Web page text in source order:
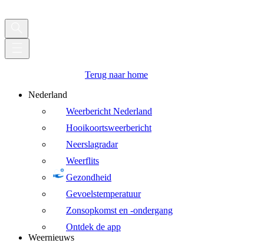
Terug naar home
Nederland
Weerbericht Nederland
Hooikoortsweerbericht
Neerslagradar
Weerflits
Gezondheid
Gevoelstemperatuur
Zonsopkomst en -ondergang
Ontdek de app
Weernieuws